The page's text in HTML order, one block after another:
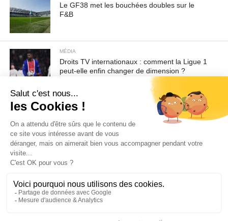
Le GF38 met les bouchées doubles sur le
F&B
MÉDIA
Droits TV internationaux : comment la Ligue 1
peut-elle enfin changer de dimension ?
Pour toute demande d'information ou de désabonnement :